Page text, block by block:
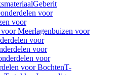
Geberit
voor
voor
Meerlagenbuizen voor
voor
voor
voor
voor BochtenT-